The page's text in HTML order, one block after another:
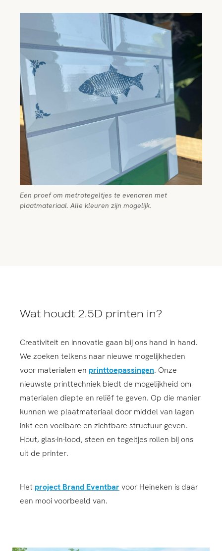
Een proef om metrotegeltjes te evenaren met
plaatmateriaal. Alle kleuren zijn mogelijk.
Wat houdt 2.5D printen in?
Creativiteit en innovatie gaan bij ons hand in hand.
We zoeken telkens naar nieuwe mogelijkheden
voor materialen en printtoepassingen. Onze
nieuwste printtechniek biedt de mogelijkheid om
materialen diepte en reliëf te geven. Op die manier
kunnen we plaatmateriaal door middel van lagen
inkt een voelbare en zichtbare structuur geven.
Hout, glas-in-lood, steen en tegeltjes rollen bij ons
uit de printer.
Het project Brand Eventbarvoor Heineken is daar
een mooi voorbeeld van.